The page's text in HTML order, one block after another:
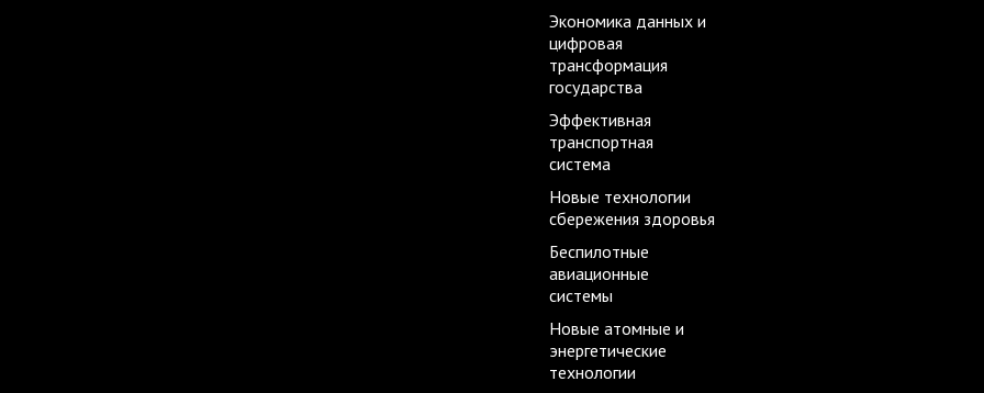
Экономика данных и
цифровая
трансформация
государства
Эффективная
транспортная
система
Новые технологии
сбережения здоровья
Беспилотные
авиационные
системы
Новые атомные и
энергетические
технологии